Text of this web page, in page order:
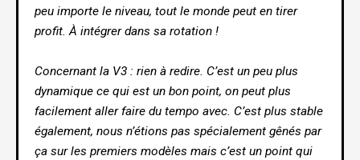
peu importe le niveau, tout le monde peut en tirer
profit. À intégrer dans sa rotation !
Concernant la V3 : rien à redire. C’est un peu plus
dynamique ce qui est un bon point, on peut plus
facilement aller faire du tempo avec. C’est plus stable
également, nous n’étions pas spécialement gênés par
ça sur les premiers modèles mais c’est un point qui